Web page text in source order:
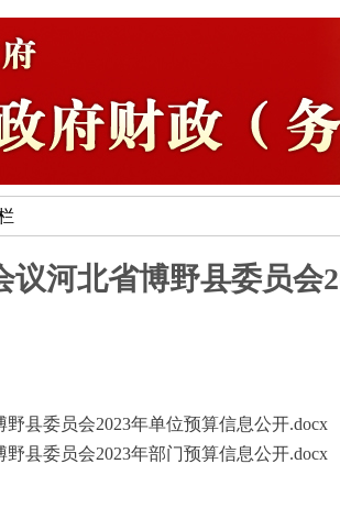
议河北省博野县委员会
县委员会2023年单位预算信息公开.docx
县委员会2023年部门预算信息公开.docx